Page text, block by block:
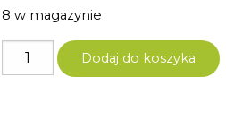
8 w magazynie
ilość
Tsukuyumi
Dodaj do koszyka